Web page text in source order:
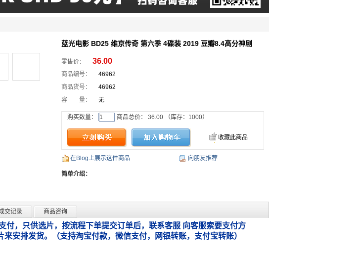
蓝光电影 BD25 维京传奇 第六季 4碟装 2019 豆瓣8.4高分神剧
零售价： 36.00
商品编号：
46962
商品货号：
46962
容 量：
无
购买数量： 商品总价： 36.00 （库存： 1000）
收藏此商品
在Blog上展示这件商品 向朋友推荐
简单介绍：
交记录 商品咨询
付，只供选片，按流程下单提交订单后，联系客服 向客服索要支付方
安排发货。（支持淘宝付款，微信支付，网银转账，支付宝转账）